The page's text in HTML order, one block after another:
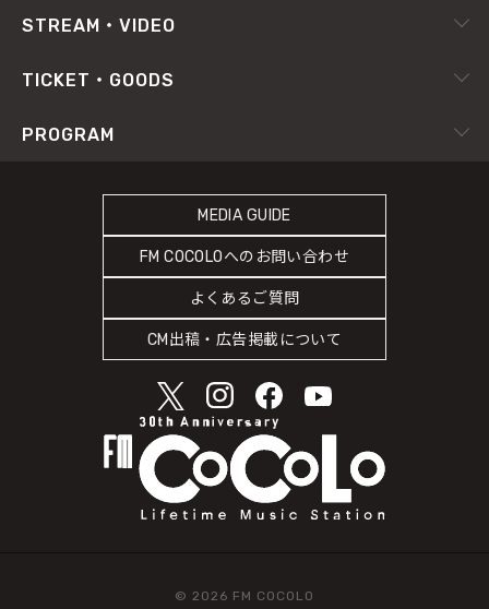
番組審議会
プライバシーポリシー
緊急地震速報の対応
災害情報共有パートナーシップ
人権尊重・コンプライアンスに関する調査の結果について
RADIPASS
Instagram
STREAM・VIDEO
radiko.jp
TICKET・GOODS
RADIPASS TICKET
PROGRAM
MEDIA GUIDE
FM COCOLOへのお問い合わせ
よくあるご質問
CM出稿・広告掲載について
© 2026 FM COCOLO